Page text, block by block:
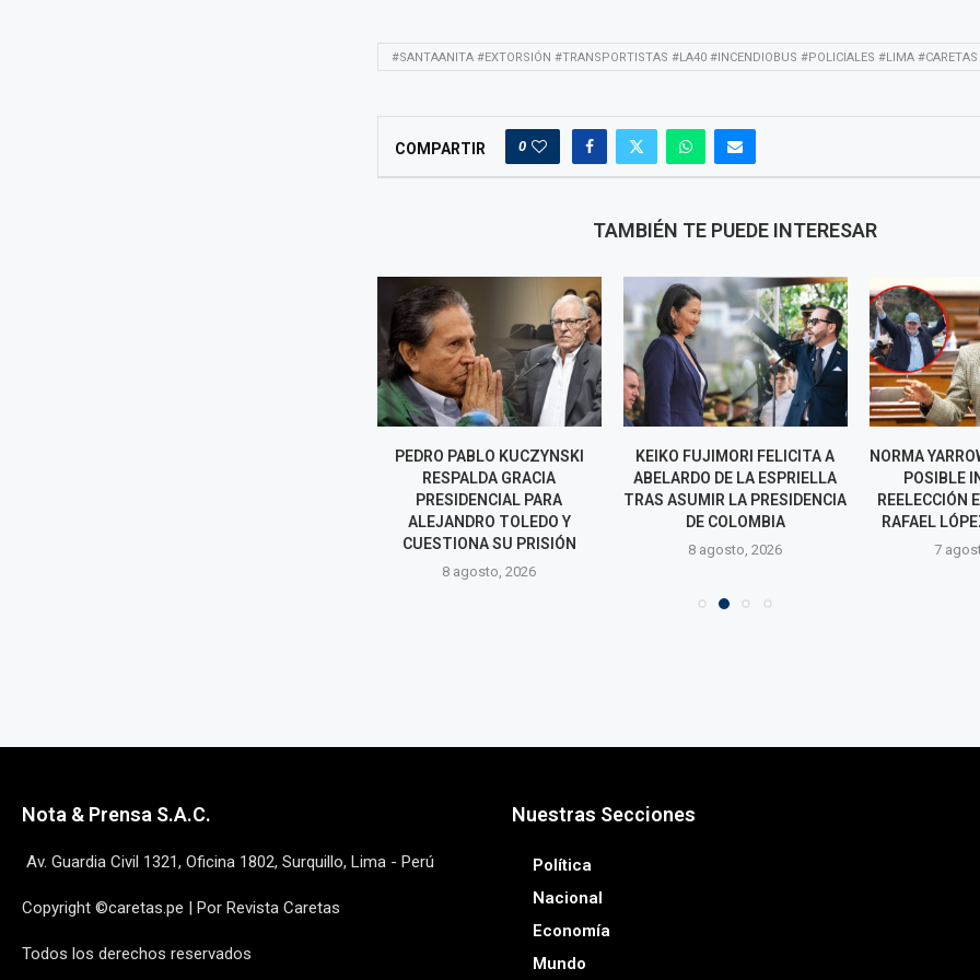
#SANTAANITA #EXTORSIÓN #TRANSPORTISTAS #LA40 #INCENDIOBUS #POLICIALES #LIMA #CARETAS
COMPARTIR 0
TAMBIÉN TE PUEDE INTERESAR
PEDRO PABLO KUCZYNSKI
RESPALDA GRACIA
PRESIDENCIAL PARA
ALEJANDRO TOLEDO Y
CUESTIONA SU PRISIÓN
8 agosto, 2026
KEIKO FUJIMORI FELICITA A
ABELARDO DE LA ESPRIELLA
TRAS ASUMIR LA PRESIDENCIA
DE COLOMBIA
8 agosto, 2026
NORMA
POSIBLE
REELECCIÓN
RAFAEL
7
Nota & Prensa S.A.C.
Av. Guardia Civil 1321, Oficina 1802, Surquillo, Lima - Perú
Copyright ©caretas.pe | Por Revista Caretas
Todos los derechos reservados
Nuestras Secciones
Política
Nacional
Economía
Mundo